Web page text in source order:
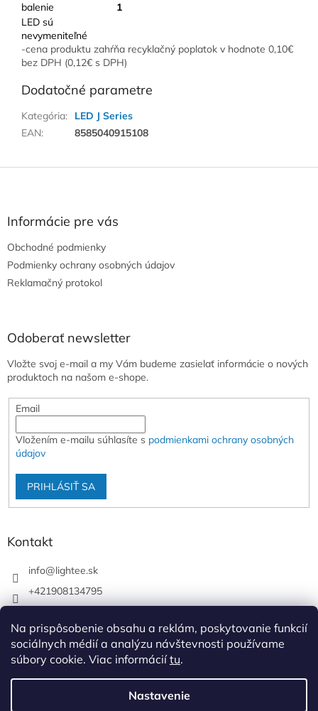
Na prispôsobenie obsahu a reklám, poskytovanie funkcií
sociálnych médií a analýzu návštevnosti používame
súbory cookie. Viac informáciítu.
Nastavenie
balenie
1
LED sú
nevymeniteľné
-cena produktu zahŕňa recyklačný poplatok v hodnote 0,10€
bez DPH (0,12€ s DPH)
Dodatočné parametre
Kategória:
LED J Series
EAN: 8585040915108
Informácie pre vás
Obchodné podmienky
Podmienky ochrany osobných údajov
Reklamačný protokol
Odoberať newsletter
Vložte svoj e-mail a my Vám budeme zasielať informácie o nových
produktoch na našom e-shope.
Email
Vložením e-mailu súhlasíte s podmienkami ochrany osobných
údajov
PRIHLÁSIŤ SA
Kontakt
info@lightee.sk
+421908134795
lightee.sk